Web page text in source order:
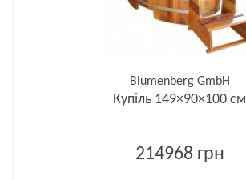
Blumenberg GmbH
Купіль 149×90×100 см
214968 грн